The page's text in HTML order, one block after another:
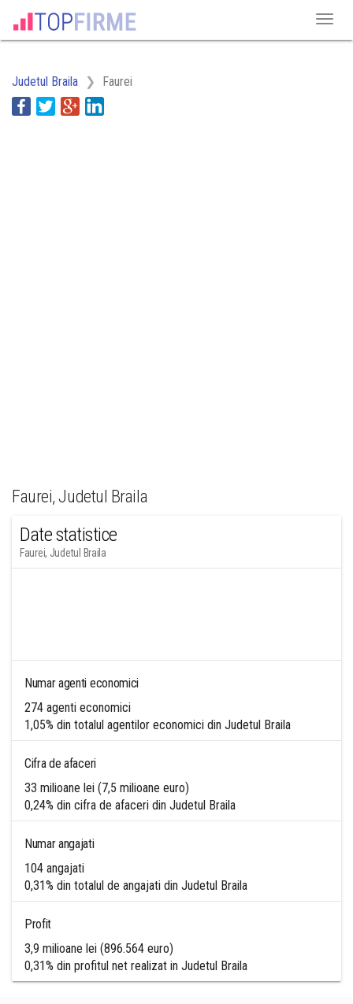
Judetul Braila Faurei
Faurei, Judetul Braila
Date statistice
Faurei, Judetul Braila
Numar agenti economici
274 agenti economici
1,05% din totalul agentilor economici din Judetul Braila
Cifra de afaceri
33 milioane lei (7,5 milioane euro)
0,24% din cifra de afaceri din Judetul Braila
Numar angajati
104 angajati
0,31% din totalul de angajati din Judetul Braila
Profit
3,9 milioane lei (896.564 euro)
0,31% din profitul net realizat in Judetul Braila